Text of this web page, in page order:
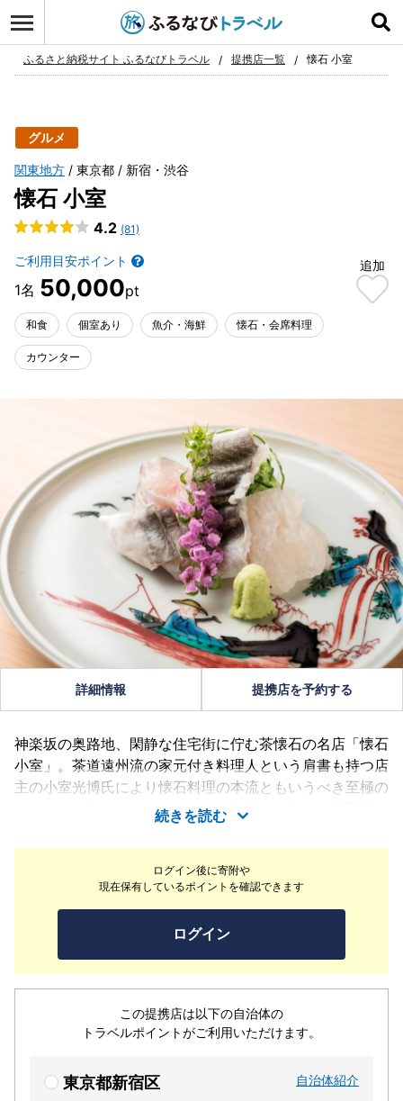
お気に入り
ふるさと納税サイト ふるなびトラベル 提携店一覧 懐石 小室
グルメ
関東地方 東京都 新宿・渋谷
懐石 小室
4.2 (81)
ご利用目安ポイント
50,000
追加
和食 個室あり 魚介・海鮮 懐石・会席料理
カウンター
ログイン後に寄附や
現在保有しているポイントを確認できます
ログイン
この提携店は以下の自治体の
トラベルポイントがご利用いただけます。
東京都新宿区 自治体紹介
詳細情報 提携店を予約する
神楽坂の奥路地、閑静な住宅街に佇む茶懐石の名店「懐石
小室」。茶道遠州流の家元付き料理人という肩書も持つ店
主の小室光博氏により懐石料理の本流ともいうべき至極の
コースをお楽しみいただけます。全国から集めた四季折々
の旬の食材を用いたお料理は生産者の思いや食材の声をみ
ずからの料理にのせて伝えている。また、器への造詣も深
く古美術のほか、須田菁華や澤村陶哉など現代作家の作品
や、輪島の蒔絵、雲井窯・中川一辺陶の鍋など、みずから
選んだものを季節の移ろいとともに目でも楽しませてくれ
る。細部まで全てにこだわり抜いた名店にて是非一度、本
物の日本料理をご堪能下さい。
続きを読む